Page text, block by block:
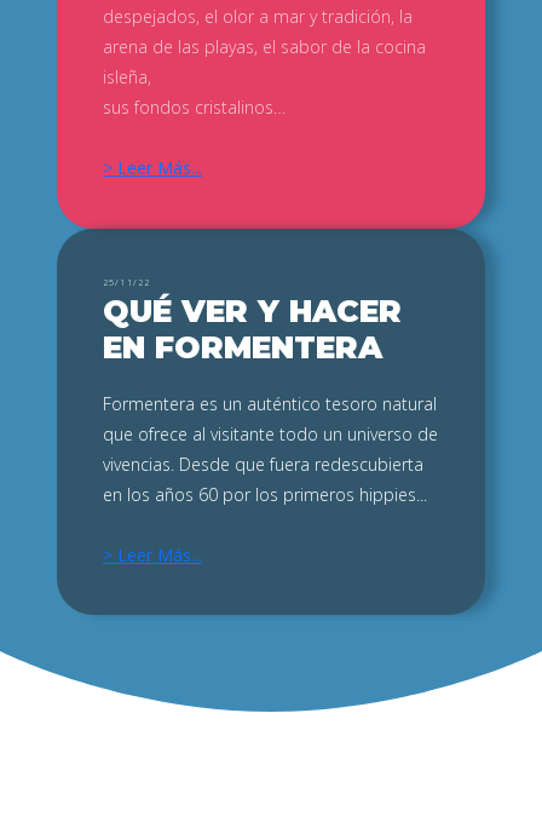
despejados, el olor a mar y tradición, la
arena de las playas, el sabor de la cocina
isleña,
sus fondos cristalinos…
> Leer Más...
25/11/22
QUÉ VER Y HACER
EN FORMENTERA
Formentera es un auténtico tesoro natural
que ofrece al visitante todo un universo de
vivencias. Desde que fuera redescubierta
en los años 60 por los primeros hippies...
> Leer Más...